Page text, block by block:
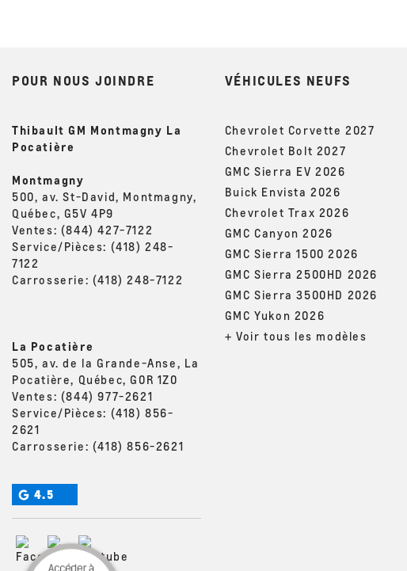
POUR NOUS JOINDRE
Thibault GM Montmagny La
Pocatière
Montmagny
500, av. St-David, Montmagny,
Québec, G5V 4P9
Ventes: (844) 427-7122
Service/Pièces: (418) 248-
7122
Carrosserie: (418) 248-7122
La Pocatière
505, av. de la Grande-Anse, La
Pocatière, Québec, G0R 1Z0
Ventes: (844) 977-2621
Service/Pièces: (418) 856-
2621
Carrosserie: (418) 856-2621
4.5
VÉHICULES NEUFS
Chevrolet Corvette 2027
Chevrolet Bolt 2027
GMC Sierra EV 2026
Buick Envista 2026
Chevrolet Trax 2026
GMC Canyon 2026
GMC Sierra 1500 2026
GMC Sierra 2500HD 2026
GMC Sierra 3500HD 2026
GMC Yukon 2026
+ Voir tous les modèles